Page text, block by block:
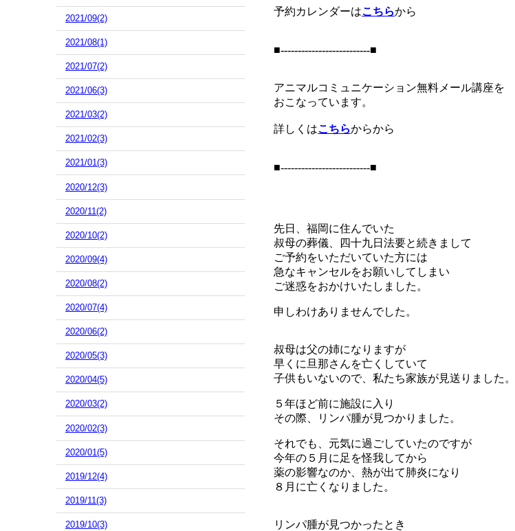
2021/09(2)
2021/08(1)
2021/07(2)
2021/06(3)
2021/03(2)
2021/02(3)
2021/01(3)
2020/12(3)
2020/11(2)
2020/10(2)
2020/09(4)
2020/08(2)
2020/07(4)
2020/06(2)
2020/05(3)
2020/04(5)
2020/03(2)
2020/02(3)
2020/01(5)
2019/12(4)
2019/11(3)
2019/10(3)
予約カレンダーはこちらから
■--------------------------■
アニマルコミュニケーション無料メール講座を
おこなっています。
詳しくはこちらからから
■--------------------------■
先日、福岡に住んでいた
叔母の葬儀、四十九日法要と続きまして
ご予約をいただいていた方には
急なキャンセルをお願いしてしまい
ご迷惑をおかけいたしました。
申しわけありませんでした。
叔母は父の姉になりますが
早くに旦那さんを亡くしていて
子供もいないので、私たち家族が見送りました。
５年ほど前に施設に入り
その際、リンパ腫が見つかりました。
それでも、元気に過ごしていたのですが
今年の５月に足を怪我してから
薬の影響なのか、熱が出て肺炎になり
８月に亡くなりました。
リンパ腫が見つかったとき